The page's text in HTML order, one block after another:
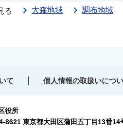
る 大森地域 調布地域
て 個人情報の取扱いにつ
役所
8621 東京都大田区蒲田五丁目13番